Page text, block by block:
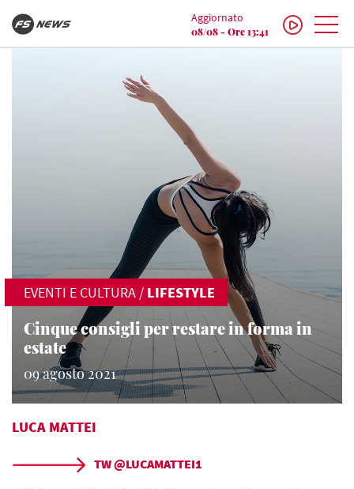
Aggiornato
08/08 - Ore 13:41
EVENTI E CULTURA / LIFESTYLE
Cinque consigli per restare in forma in
estate
09 agosto 2021
LUCA MATTEI
TW @LUCAMATTEI1